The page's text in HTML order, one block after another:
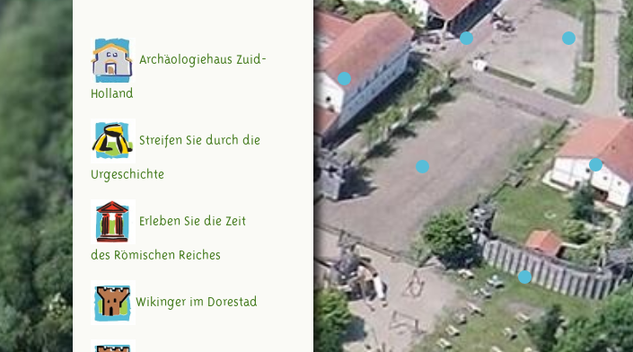
Archäologiehaus Zuid-
Holland
Streifen Sie durch die
Urgeschichte
Erleben Sie die Zeit
des Römischen Reiches
Wikinger im Dorestad